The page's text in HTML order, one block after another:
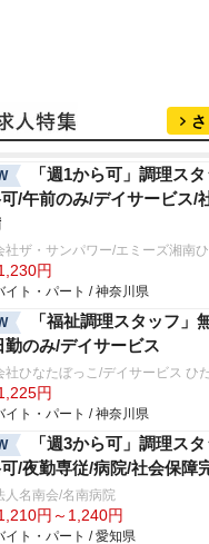
「週1から可」調理ス
/午前のみ/デイサービス/
社ザ・サンパワー/エミーズ湘南
円
イト・パート / 神奈川県
「福祉調理スタッフ」
勤のみ/デイサービス
社ひなたぼっこ/デイサービス ひ
円
イト・パート / 神奈川県
「週3から可」調理ス
/夜勤専従/病院/社会保障
人名南会/名南病院
円～1,240円
イト・パート / 愛知県